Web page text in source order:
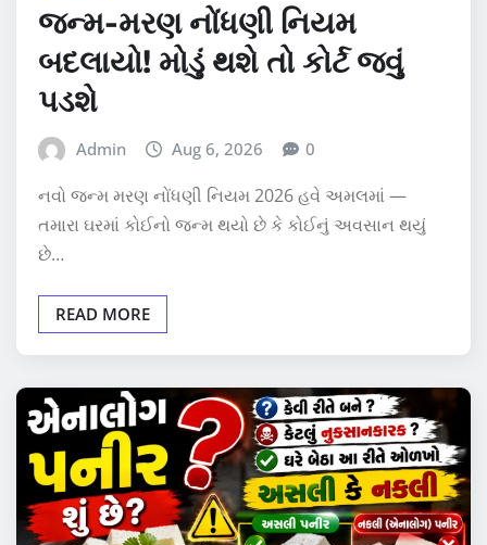
જન્મ-મરણ નોંધણી નિયમ
બદલાયો! મોડું થશે તો કોર્ટ જવું
પડશે
Admin Aug 6, 2026 0
નવો જન્મ મરણ નોંધણી નિયમ 2026 હવે અમલમાં —
તમારા ઘરમાં કોઈનો જન્મ થયો છે કે કોઈનું અવસાન થયું
છે…
READ MORE